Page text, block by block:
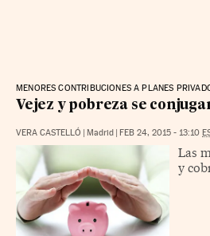
MENORES CONTRIBUCIONES A PLANES
Vejez y pobreza se
VERA CASTELLÓ Madrid FEB 24, 2015 - 13:10
Las
y